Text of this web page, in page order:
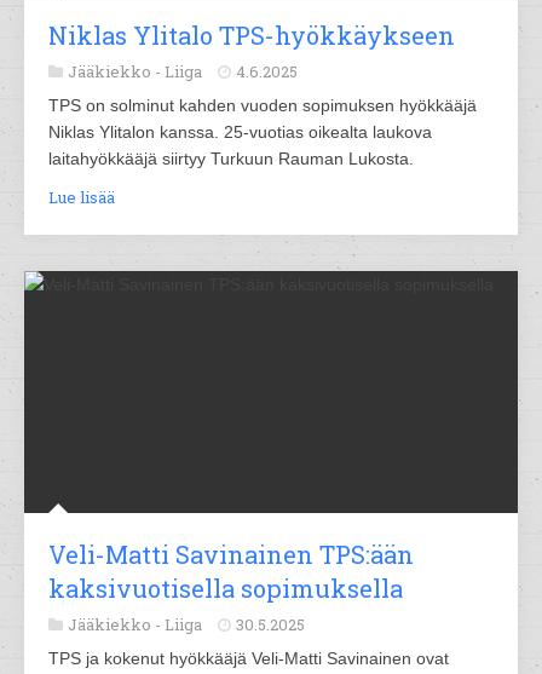
Niklas Ylitalo TPS-hyökkäykseen
Jääkiekko - Liiga 4.6.2025
TPS on solminut kahden vuoden sopimuksen hyökkääjä
Niklas Ylitalon kanssa. 25-vuotias oikealta laukova
laitahyökkääjä siirtyy Turkuun Rauman Lukosta.
Lue lisää
Veli-Matti Savinainen TPS:ään
kaksivuotisella sopimuksella
Jääkiekko - Liiga 30.5.2025
TPS ja kokenut hyökkääjä Veli-Matti Savinainen ovat